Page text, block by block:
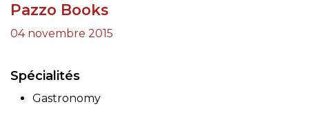
Pazzo Books
04 novembre 2015
Spécialités
Gastronomy